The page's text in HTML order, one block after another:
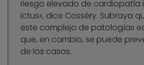
riesgo elevado de cardiopatía
ictus», dice Cosséry. Subraya
este complejo de patologías
que, en cambio, se puede
de los casos.